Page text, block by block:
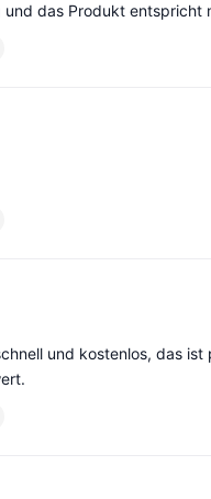
und das Produkt entspricht
und kostenlos, das